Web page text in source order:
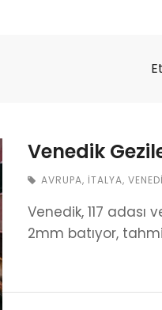
Venedik
AVRUPA, İTALYA,
Venedik, 117 adası
2mm batıyor,